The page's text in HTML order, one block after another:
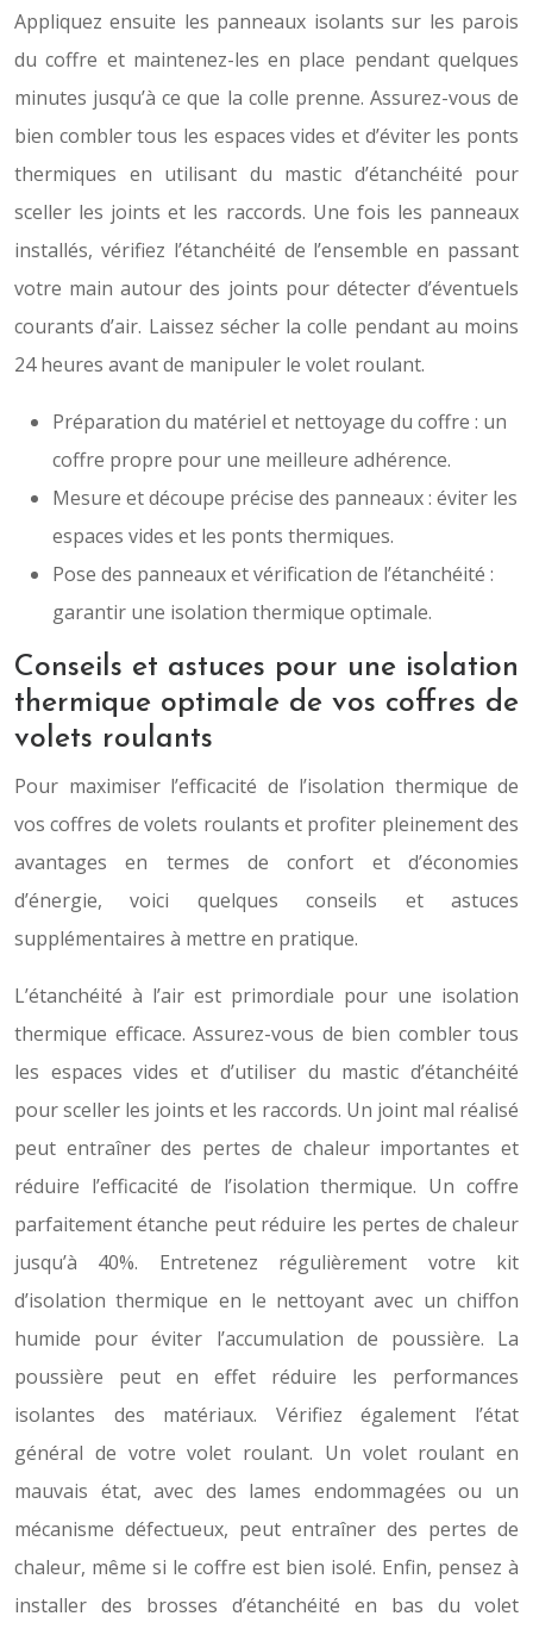
Appliquez ensuite les panneaux isolants sur les parois
du coffre et maintenez-les en place pendant quelques
minutes jusqu’à ce que la colle prenne. Assurez-vous de
bien combler tous les espaces vides et d’éviter les ponts
thermiques en utilisant du mastic d’étanchéité pour
sceller les joints et les raccords. Une fois les panneaux
installés, vérifiez l’étanchéité de l’ensemble en passant
votre main autour des joints pour détecter d’éventuels
courants d’air. Laissez sécher la colle pendant au moins
24 heures avant de manipuler le volet roulant.
Préparation du matériel et nettoyage du coffre : un
coffre propre pour une meilleure adhérence.
Mesure et découpe précise des panneaux : éviter les
espaces vides et les ponts thermiques.
Pose des panneaux et vérification de l’étanchéité :
garantir une isolation thermique optimale.
Conseils et astuces pour une isolation
thermique optimale de vos coffres de
volets roulants
Pour maximiser l’efficacité de l’isolation thermique de
vos coffres de volets roulants et profiter pleinement des
avantages en termes de confort et d’économies
d’énergie, voici quelques conseils et astuces
supplémentaires à mettre en pratique.
L’étanchéité à l’air est primordiale pour une isolation
thermique efficace. Assurez-vous de bien combler tous
les espaces vides et d’utiliser du mastic d’étanchéité
pour sceller les joints et les raccords. Un joint mal réalisé
peut entraîner des pertes de chaleur importantes et
réduire l’efficacité de l’isolation thermique. Un coffre
parfaitement étanche peut réduire les pertes de chaleur
jusqu’à 40%. Entretenez régulièrement votre kit
d’isolation thermique en le nettoyant avec un chiffon
humide pour éviter l’accumulation de poussière. La
poussière peut en effet réduire les performances
isolantes des matériaux. Vérifiez également l’état
général de votre volet roulant. Un volet roulant en
mauvais état, avec des lames endommagées ou un
mécanisme défectueux, peut entraîner des pertes de
chaleur, même si le coffre est bien isolé. Enfin, pensez à
installer des brosses d’étanchéité en bas du volet